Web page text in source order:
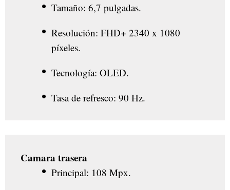
Tamaño: 6,7 pulgadas.
Resolución: FHD+ 2340 x 1080
píxeles.
Tecnología: OLED.
Tasa de refresco: 90 Hz.
Camara trasera
Principal: 108 Mpx.